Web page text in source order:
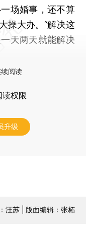
场婚事，还不算
操大办。“解决这
天两天就能解决
阅读
读权限
升级
汪苏 | 版面编辑：张柘